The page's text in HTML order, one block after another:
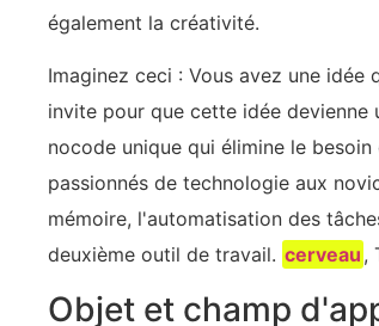
également la créativité.
Imaginez ceci : Vous avez une
invite pour que cette idée devienne
nocode unique qui élimine le
passionnés de technologie aux
mémoire, l'automatisation des
deuxième outil de travail. cerveau ,
Objet et champ